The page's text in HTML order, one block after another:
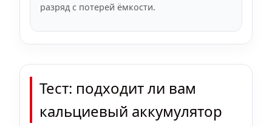
разряд с потерей ёмкости.
Тест: подходит ли вам
кальциевый аккумулятор